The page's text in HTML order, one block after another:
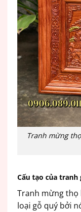
Tranh mừng
Cấu tạo của tranh
Tranh mừng
loại gỗ quý bởi